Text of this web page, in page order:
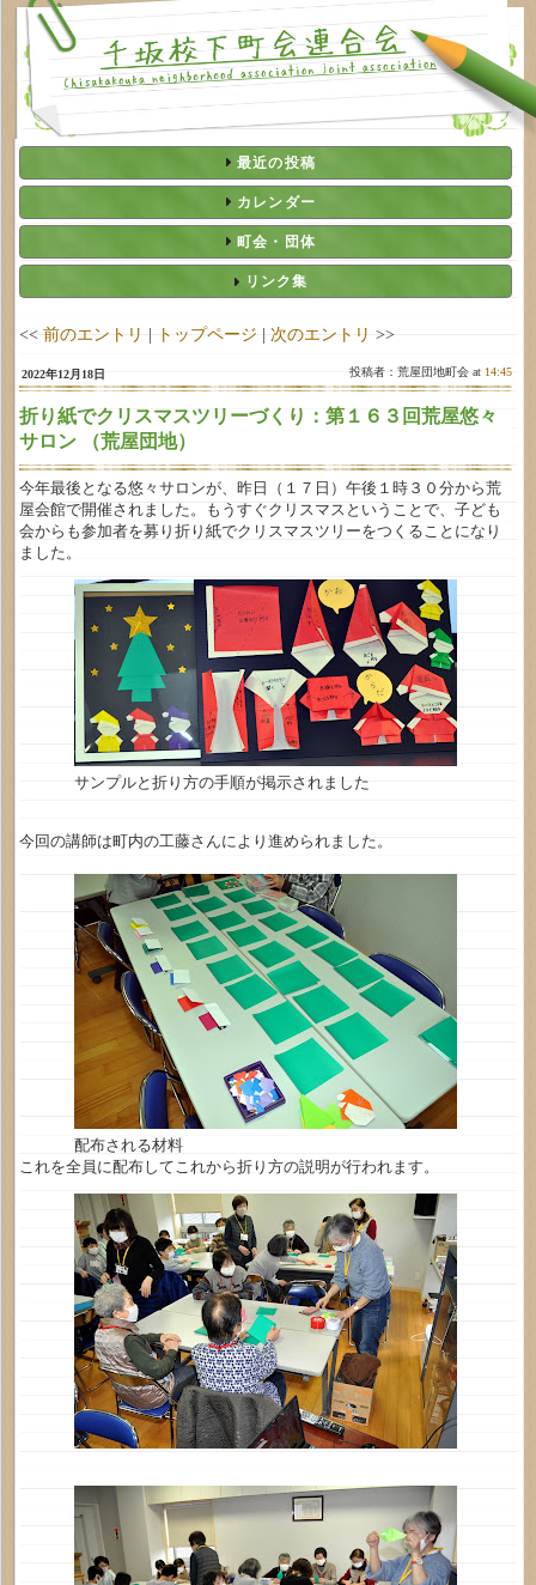
最近の投稿
カレンダー
町会・団体
リンク集
<< 前のエントリ | トップページ | 次のエントリ >>
2022年12月18日 投稿者：荒屋団地町会 at 14:45
折り紙でクリスマスツリーづくり：第１６３回荒屋悠々
サロン （荒屋団地）
今年最後となる悠々サロンが、昨日（１７日）午後１時３０分から荒
屋会館で開催されました。もうすぐクリスマスということで、子ども
会からも参加者を募り折り紙でクリスマスツリーをつくることになり
ました。
サンプルと折り方の手順が掲示されました
今回の講師は町内の工藤さんにより進められました。
配布される材料
これを全員に配布してこれから折り方の説明が行われます。